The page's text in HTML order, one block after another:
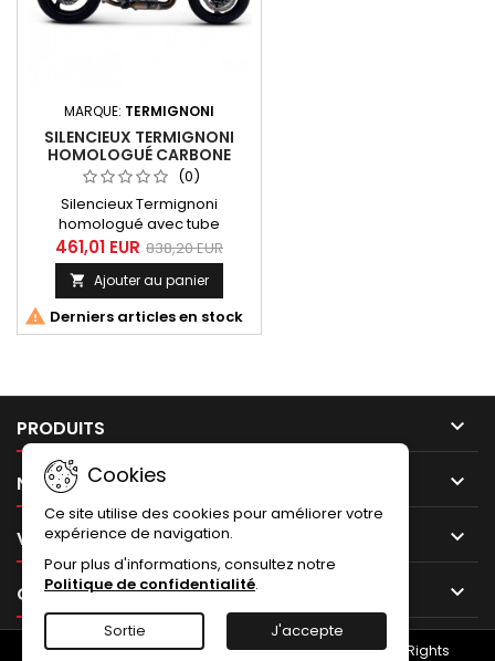
MARQUE: TERMIGNONI
SILENCIEUX TERMIGNONI
HOMOLOGUÉ CARBONE
SUZUKI GSR 750 2011-2016
(0)
Silencieux Termignoni
homologué avec tube
intermédiaire inox, finition
carbone avec embout de
silencieux carbone pour Suzuki
GSR 750 2011 à 2016.
461,01 EUR 838,20 EUR
 Ajouter au panier
 Derniers articles en stock
PRODUITS 
NOTRE SOCIÉTÉ 
VOTRE COMPTE 
CONTACT 
Cookies
Ce site utilise des cookies pour améliorer votre
expérience de navigation.
Pour plus d'informations, consultez notre
Politique de confidentialité.
Sortie J'accepte
© Copyright 2026 NUMERO UNO - Termignoni.store. All Rights